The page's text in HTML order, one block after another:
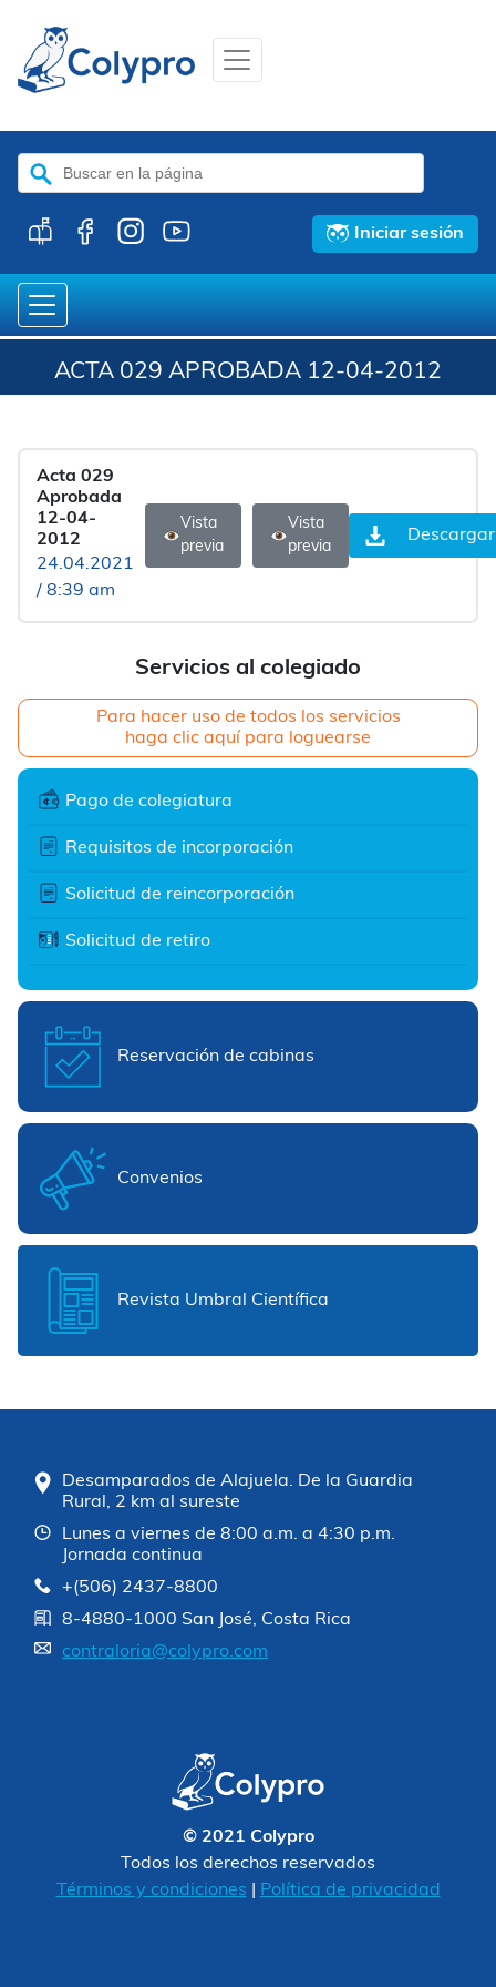
Buscar:
Iniciar sesión
ACTA 029 APROBADA 12-04-2012
Servicios al colegiado
Para hacer uso de todos los servicios
haga clic aquí para loguearse
Pago de colegiatura
Requisitos de incorporación
Solicitud de reincorporación
Solicitud de retiro
Reservación de cabinas
Convenios
Revista Umbral Científica
Acta 029
Aprobada
12-04-
2012
24.04.2021
/ 8:39 am
Vista
previa
Vista
previa
Descargar
Desamparados de Alajuela. De la Guardia
Rural, 2 km al sureste
Lunes a viernes de 8:00 a.m. a 4:30 p.m.
Jornada continua
+(506) 2437-8800
8-4880-1000 San José, Costa Rica
contraloria@colypro.com
© 2021 Colypro
Todos los derechos reservados
Términos y condiciones
Política de privacidad